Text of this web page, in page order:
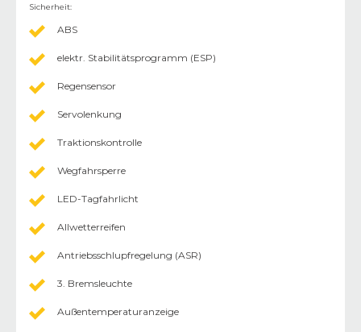
Sicherheit:
ABS
elektr. Stabilitätsprogramm (ESP)
Regensensor
Servolenkung
Traktionskontrolle
Wegfahrsperre
LED-Tagfahrlicht
Allwetterreifen
Antriebsschlupfregelung (ASR)
3. Bremsleuchte
Außentemperaturanzeige